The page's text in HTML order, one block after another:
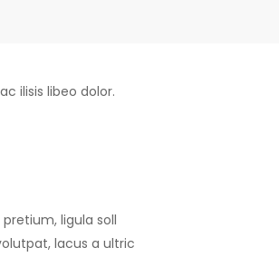
ilisis libeo dolor.
ligula soll
lacus a ultric